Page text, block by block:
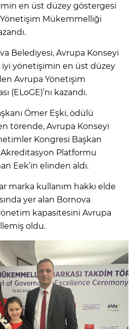
en üst düzey göstergesi
Mükemmelliği
Belediyesi, Avrupa Konseyi
iyi yönetişimin en üst düzey
Avrupa Yönetişim
(ELoGE)’nı kazandı.
Ömer Eşki, ödülü
törende, Avrupa Konseyi
Kongresi Başkan
Akreditasyon Platformu
Eek’in elinden aldı.
marka kullanım hakkı elde
yer alan Bornova
kapasitesini Avrupa
oldu.